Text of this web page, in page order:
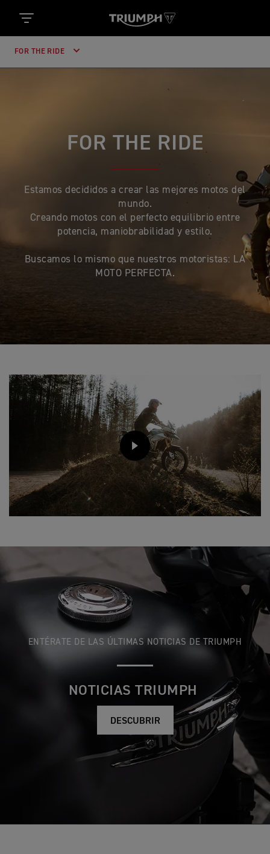
FOR THE RIDE
FOR THE RIDE
Estamos decididos a crear las mejores motos del
mundo.
Creando motos con el perfecto equilibrio entre
potencia, maniobrabilidad y estilo.
Buscamos lo mismo que nuestros motoristas: LA
MOTO PERFECTA.
PLAY
ENTÉRATE DE LAS ÚLTIMAS NOTICIAS DE TRIUMPH
NOTICIAS TRIUMPH
DESCUBRIR